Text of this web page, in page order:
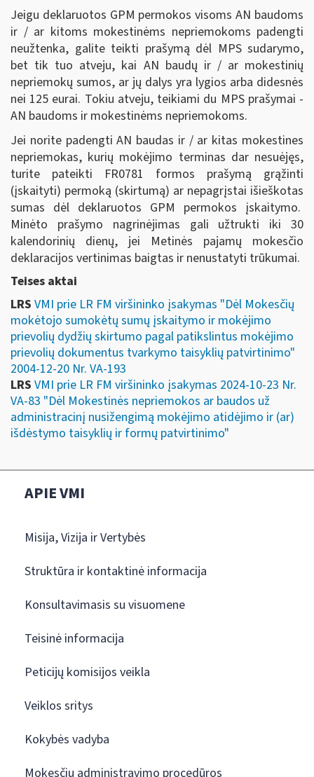
Jeigu deklaruotos GPM permokos visoms AN baudoms
ir / ar kitoms mokestinėms nepriemokoms padengti
neužtenka, galite teikti prašymą dėl MPS sudarymo,
bet tik tuo atveju, kai AN baudų ir / ar mokestinių
nepriemokų sumos, ar jų dalys yra lygios arba didesnės
nei 125 eurai. Tokiu atveju, teikiami du MPS prašymai -
AN baudoms ir mokestinėms nepriemokoms.
Jei norite padengti AN baudas ir / ar kitas mokestines
nepriemokas, kurių mokėjimo terminas dar nesuėjęs,
turite pateikti FR0781 formos prašymą grąžinti
(įskaityti) permoką (skirtumą) ar nepagrįstai išieškotas
sumas dėl deklaruotos GPM permokos įskaitymo.
Minėto prašymo nagrinėjimas gali užtrukti iki 30
kalendorinių dienų, jei Metinės pajamų mokesčio
deklaracijos vertinimas baigtas ir nenustatyti trūkumai.
Teises aktai
LRS VMI prie LR FM viršininko įsakymas "Dėl Mokesčių
mokėtojo sumokėtų sumų įskaitymo ir mokėjimo
prievolių dydžių skirtumo pagal patikslintus mokėjimo
prievolių dokumentus tvarkymo taisyklių patvirtinimo"
2004-12-20 Nr. VA-193
LRS VMI prie LR FM viršininko įsakymas 2024-10-23 Nr.
VA-83 "Dėl Mokestinės nepriemokos ar baudos už
administracinį nusižengimą mokėjimo atidėjimo ir (ar)
išdėstymo taisyklių ir formų patvirtinimo"
APIE VMI
Misija, Vizija ir Vertybės
Struktūra ir kontaktinė informacija
Konsultavimasis su visuomene
Teisinė informacija
Peticijų komisijos veikla
Veiklos sritys
Kokybės vadyba
Mokesčių administravimo procedūros